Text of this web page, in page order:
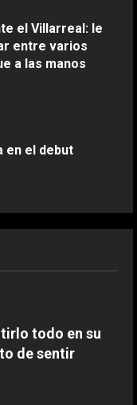
el Villarreal: le
entre varios
a las manos
en el debut
de Gayà
con un doblete
Alonso tras dos
todo en su
de sentir